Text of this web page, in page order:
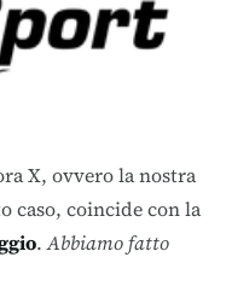
X, ovvero la nostra
caso, coincide con la
.Abbiamo fatto